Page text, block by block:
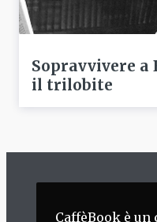
Sopravvivere a
il trilobite
CaffèBook è un